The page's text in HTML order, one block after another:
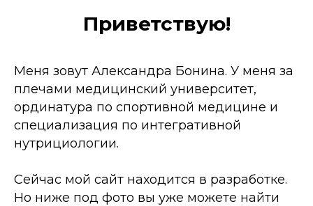
Приветствую!
Меня зовут Александра Бонина. У меня за
плечами медицинский университет,
ординатура по спортивной медицине и
специализация по интегративной
нутрициологии.
Сейчас мой сайт находится в разработке.
Но ниже под фото вы уже можете найти